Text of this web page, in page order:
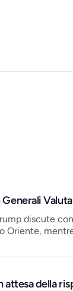
Generali
discute
Oriente,
attesa della